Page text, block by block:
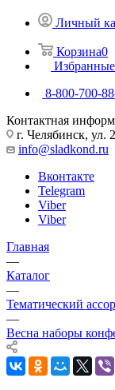
Личный
Корзина0
8-800-700-
Контактная
г. Челябинск, ул.
info@sladkond.ru
Вконтакте
Telegram
Viber
Viber
Главная
—
Каталог
—
Тематический
—
Весна наборы